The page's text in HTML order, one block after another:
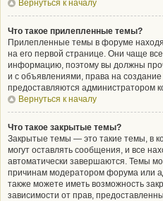
Вернуться к началу
Что такое прилепленные темы?
Прилепленные темы в форуме
на его первой странице. Они чаще
информацию, поэтому вы должны
и с объявлениями, права на
предоставляются администратором
Вернуться к началу
Что такое закрытые темы?
Закрытые темы — это такие темы, в
могут оставлять сообщения, и все
автоматически завершаются. Темы
причинам модератором форума или
также можете иметь возможность
зависимости от прав,